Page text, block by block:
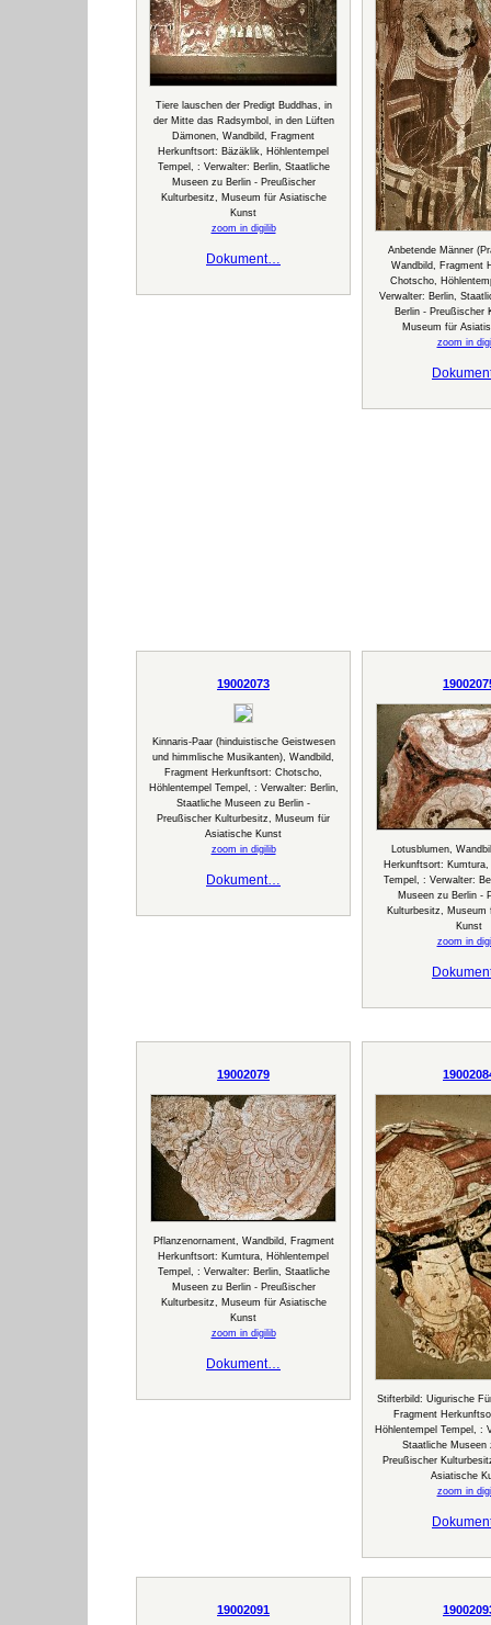
Tiere lauschen der Predigt Buddhas, in
der Mitte das Radsymbol, in den Lüften
Dämonen, Wandbild, Fragment
Herkunftsort: Bäzäklik, Höhlentempel
Tempel, : Verwalter: Berlin, Staatliche
Museen zu Berlin - Preußischer
Kulturbesitz, Museum für Asiatische
Kunst
zoom in digilib
Dokument…
Anbetende Männer
Wandbild, Fragment
Chotscho,
Verwalter: Berlin,
Berlin - Preußischer
Museum für
zoom in
19002073
Kinnaris-Paar (hinduistische Geistwesen
und himmlische Musikanten), Wandbild,
Fragment Herkunftsort: Chotscho,
Höhlentempel Tempel, : Verwalter: Berlin,
Staatliche Museen zu Berlin -
Preußischer Kulturbesitz, Museum für
Asiatische Kunst
zoom in digilib
Dokument…
Lotusblumen,
Herkunftsort: Kumtura,
Tempel, : Verwalter:
Museen zu Berlin -
Kulturbesitz, Museum
Kunst
zoom in
19002079
Pflanzenornament, Wandbild, Fragment
Herkunftsort: Kumtura, Höhlentempel
Tempel, : Verwalter: Berlin, Staatliche
Museen zu Berlin - Preußischer
Kulturbesitz, Museum für Asiatische
Kunst
zoom in digilib
Dokument…
Stifterbild: Uigurische
Fragment
Höhlentempel Tempel, :
Staatliche Museen
Preußischer
Asiatische
zoom in
19002091